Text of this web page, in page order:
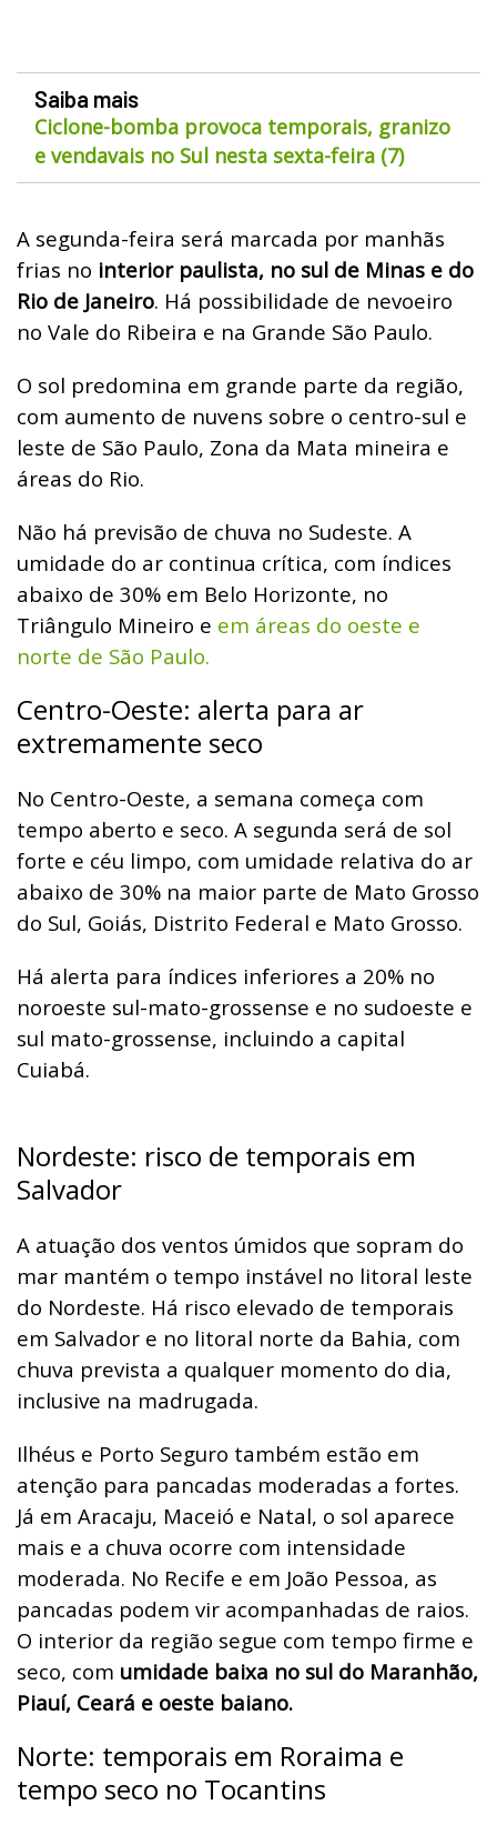
Saiba mais
Ciclone-bomba provoca temporais, granizo
e vendavais no Sul nesta sexta-feira (7)
A segunda-feira será marcada por manhãs
frias no interior paulista, no sul de Minas e do
Rio de Janeiro. Há possibilidade de nevoeiro
no Vale do Ribeira e na Grande São Paulo.
O sol predomina em grande parte da região,
com aumento de nuvens sobre o centro-sul e
leste de São Paulo, Zona da Mata mineira e
áreas do Rio.
Não há previsão de chuva no Sudeste. A
umidade do ar continua crítica, com índices
abaixo de 30% em Belo Horizonte, no
Triângulo Mineiro e em áreas do oeste e
norte de São Paulo.
Centro-Oeste: alerta para ar
extremamente seco
No Centro-Oeste, a semana começa com
tempo aberto e seco. A segunda será de sol
forte e céu limpo, com umidade relativa do ar
abaixo de 30% na maior parte de Mato Grosso
do Sul, Goiás, Distrito Federal e Mato Grosso.
Há alerta para índices inferiores a 20% no
noroeste sul-mato-grossense e no sudoeste e
sul mato-grossense, incluindo a capital
Cuiabá.
Nordeste: risco de temporais em
Salvador
A atuação dos ventos úmidos que sopram do
mar mantém o tempo instável no litoral leste
do Nordeste. Há risco elevado de temporais
em Salvador e no litoral norte da Bahia, com
chuva prevista a qualquer momento do dia,
inclusive na madrugada.
Ilhéus e Porto Seguro também estão em
atenção para pancadas moderadas a fortes.
Já em Aracaju, Maceió e Natal, o sol aparece
mais e a chuva ocorre com intensidade
moderada. No Recife e em João Pessoa, as
pancadas podem vir acompanhadas de raios.
O interior da região segue com tempo firme e
seco, com umidade baixa no sul do Maranhão,
Piauí, Ceará e oeste baiano.
Norte: temporais em Roraima e
tempo seco no Tocantins